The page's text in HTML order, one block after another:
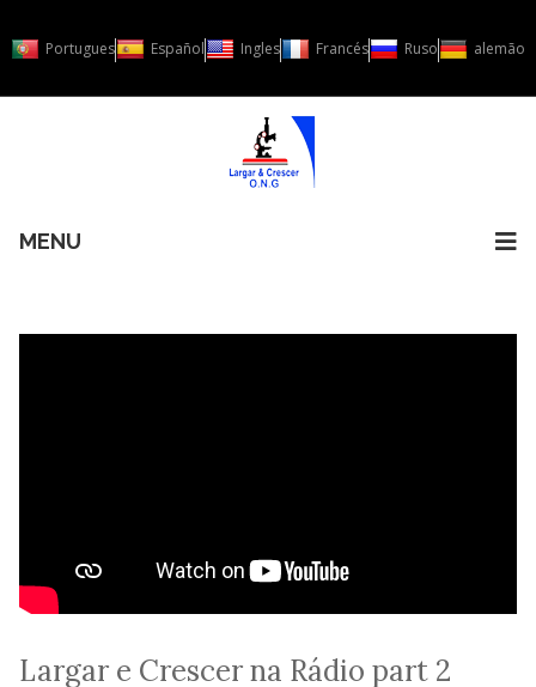
Portugues Español Ingles Francés Ruso alemão
MENU
Largar e Crescer na Rádio part 2